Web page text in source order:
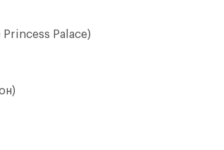
Palace)